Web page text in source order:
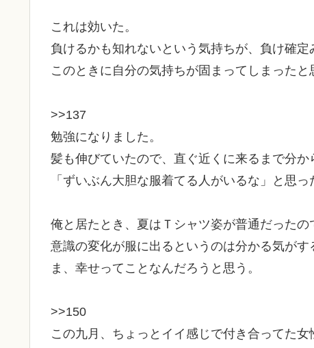
これは効いた。
負けるかも知れないという気持ちが、負け確定
このときに自分の気持ちが固まってしまったと
>>137
勉強になりました。
髪も伸びていたので、直ぐ近くに来るまで分か
「ずいぶん大胆な服着てる人がいるな」と思っ
俺と居たとき、夏はＴシャツ姿が普通だったの
意識の変化が服に出るというのは分かる気がす
ま、幸せってことなんだろうと思う。
>>150
この九月、ちょっとイイ感じで付き合ってた